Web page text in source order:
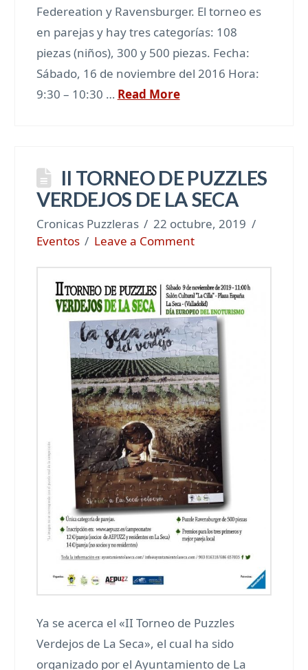
Federeation y Ravensburger. El torneo es
en parejas y hay tres categorías: 108
piezas (niños), 300 y 500 piezas. Fecha:
Sábado, 16 de noviembre del 2016 Hora:
9:30 – 10:30 … Read More
II TORNEO DE PUZZLES
VERDEJOS DE LA SECA
Cronicas Puzzleras
22 octubre, 2019
Eventos
Leave a Comment
Ya se acerca el «II Torneo de Puzzles
Verdejos de La Seca», el cual ha sido
organizado por el Ayuntamiento de La